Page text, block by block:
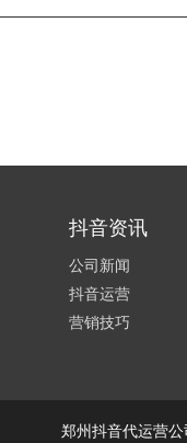
抖音资讯
公司新闻
抖音运营
营销技巧
郑州抖音代运营